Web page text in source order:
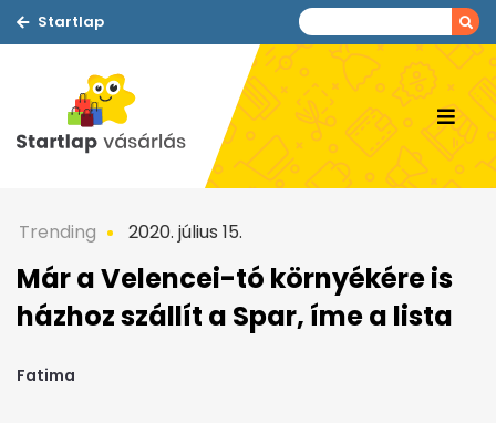
Startlap
Trending 2020. július 15.
Már a Velencei-tó környékére is
házhoz szállít a Spar, íme a lista
Fatima